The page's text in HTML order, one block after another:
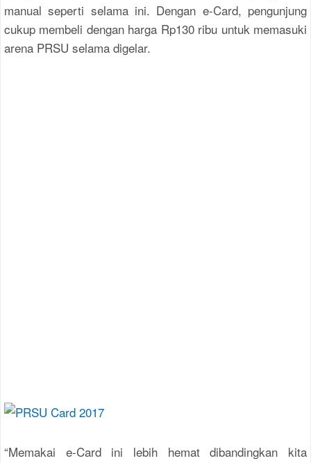
manual seperti selama ini. Dengan e-Card, pengunjung
cukup membeli dengan harga Rp130 ribu untuk memasuki
arena PRSU selama digelar.
“Memakai e-Card ini lebih hemat dibanding­kan kita